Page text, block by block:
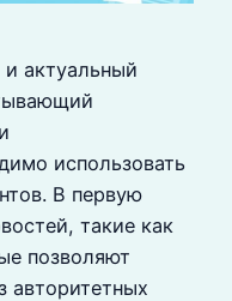
актуальный
использовать
В первую
такие как
позволяют
авторитетных